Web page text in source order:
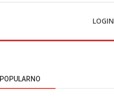
LOGIN
POPULARNO